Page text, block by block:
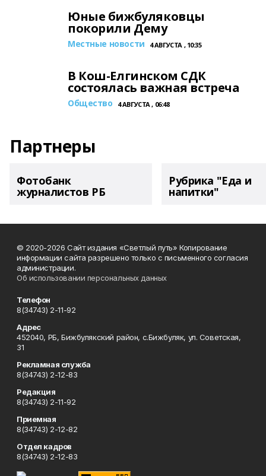
Юные бижбуляковцы
покорили Дему
Местные новости 4 АВГУСТА , 10:35
В Кош-Елгинском СДК
состоялась важная встреча
Общество 4 АВГУСТА , 06:48
Партнеры
Фотобанк
журналистов РБ
Рубрика "Еда и
напитки"
© 2020-2026 Сайт издания «Светлый путь» Копирование
информации сайта разрешено только с письменного согласия
администрации.
Об использовании персональных данных
Телефон
8(34743) 2-11-92
Адрес
452040, РБ, Бижбулякский район, с.Бижбуляк, ул. Советская,
31
Рекламная служба
8(34743) 2-12-83
Редакция
8(34743) 2-11-92
Приемная
8(34743) 2-12-82
Отдел кадров
8(34743) 2-12-83